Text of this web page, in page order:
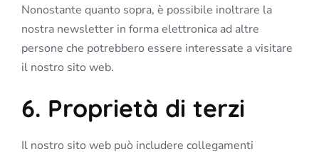
Nonostante quanto sopra, è possibile inoltrare la
nostra newsletter in forma elettronica ad altre
persone che potrebbero essere interessate a visitare
il nostro sito web.
6. Proprietà di terzi
Il nostro sito web può includere collegamenti